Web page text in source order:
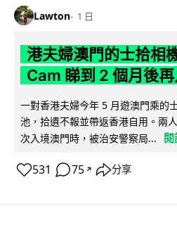
Lawton 1 日
港夫婦澳門的士拾相
Cam 睇到 2 個月後
一對香港夫婦今年 5 月遊澳門乘的
池，拾遺不報並帶返香港自用。兩
次入境澳門時，被治安警察局...
531 75 ↗ 分享